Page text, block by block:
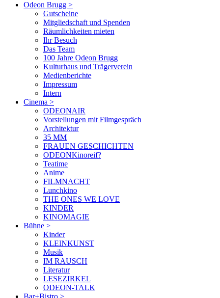
Odeon Brugg >
Gutscheine
Mitgliedschaft und Spenden
Räumlichkeiten mieten
Ihr Besuch
Das Team
100 Jahre Odeon Brugg
Kulturhaus und Trägerverein
Medienberichte
Impressum
Intern
Cinema >
ODEONAIR
Vorstellungen mit Filmgespräch
Architektur
35 MM
FRAUEN GESCHICHTEN
ODEONKinoreif?
Teatime
Anime
FILMNACHT
Lunchkino
THE ONES WE LOVE
KINDER
KINOMAGIE
Bühne >
Kinder
KLEINKUNST
Musik
IM RAUSCH
Literatur
LESEZIRKEL
ODEON-TALK
Bar+Bistro >